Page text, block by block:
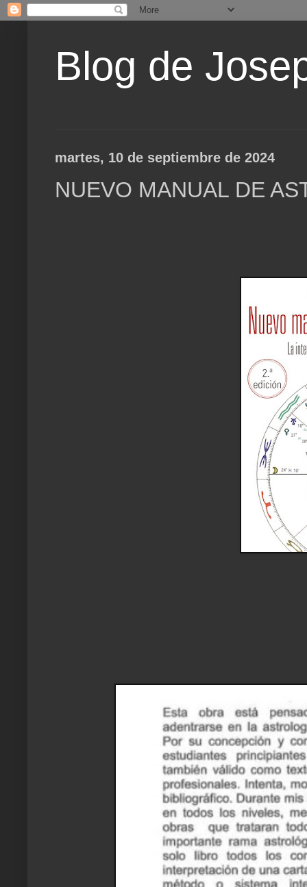
Blog de
martes, 10 de septiembre de 2024
NUEVO MANUAL DE